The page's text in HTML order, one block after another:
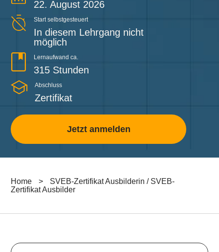
22. August 2026
Start selbstgesteuert
In diesem Lehrgang nicht
möglich
Lernaufwand ca.
315 Stunden
Abschluss
Zertifikat
Jetzt anmelden
Home >
SVEB-Zertifikat Ausbilderin / SVEB-
Zertifikat Ausbilder